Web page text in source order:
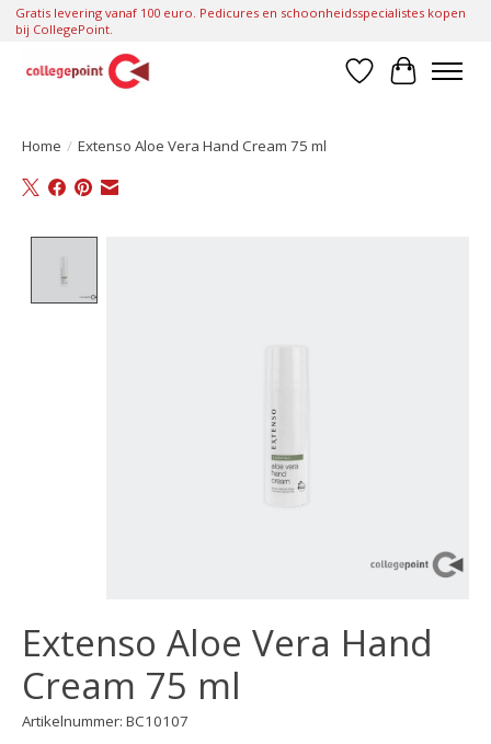
Gratis levering vanaf 100 euro. Pedicures en schoonheidsspecialistes kopen
bij CollegePoint.
Verlanglijst
Home / Extenso Aloe Vera Hand Cream 75 ml
Extenso Aloe Vera Hand
Cream 75 ml
Artikelnummer: BC10107